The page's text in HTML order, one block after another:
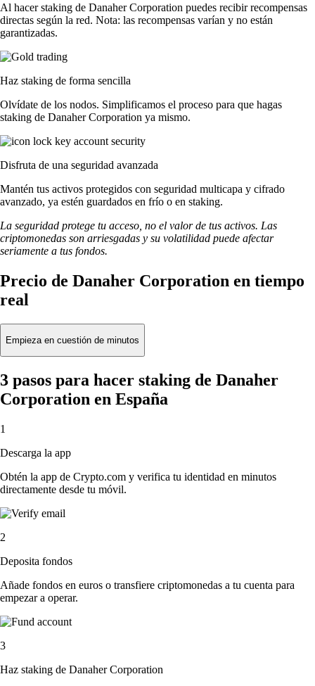
Al hacer staking de Danaher Corporation puedes recibir recompensas
directas según la red. Nota: las recompensas varían y no están
garantizadas.
Haz staking de forma sencilla
Olvídate de los nodos. Simplificamos el proceso para que hagas
staking de Danaher Corporation ya mismo.
Disfruta de una seguridad avanzada
Mantén tus activos protegidos con seguridad multicapa y cifrado
avanzado, ya estén guardados en frío o en staking.
La seguridad protege tu acceso, no el valor de tus activos. Las
criptomonedas son arriesgadas y su volatilidad puede afectar
seriamente a tus fondos.
Precio de Danaher Corporation en tiempo
real
Empieza en cuestión de minutos
3 pasos para hacer staking de Danaher
Corporation en España
1
Descarga la app
Obtén la app de Crypto.com y verifica tu identidad en minutos
directamente desde tu móvil.
2
Deposita fondos
Añade fondos en euros o transfiere criptomonedas a tu cuenta para
empezar a operar.
3
Haz staking de Danaher Corporation